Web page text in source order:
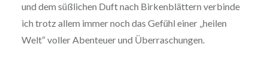
und dem süßlichen Duft nach Birkenblättern verbinde
ich trotz allem immer noch das Gefühl einer „heilen
Welt“ voller Abenteuer und Überraschungen.